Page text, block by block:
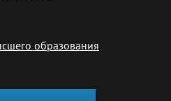
образования